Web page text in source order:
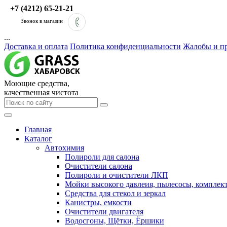
+7 (4212) 65-21-21
Звонок в магазин
...
Доставка и оплата Политика конфиденциальности Жалобы и
Моющие средства,
качественная чистота
Главная
Каталог
Автохимия
Полироли для салона
Очистители салона
Полироли и очистители ЛКП
Мойки высокого давлеия, пылесосы,
Средства для стекол и зеркал
Канистры, емкости
Очистители двигателя
Водосгоны, Щётки, Ёршики